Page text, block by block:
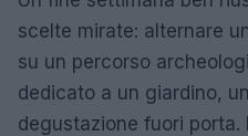
scelte mirate: alternare
su un percorso
dedicato a un giardino,
degustazione fuori